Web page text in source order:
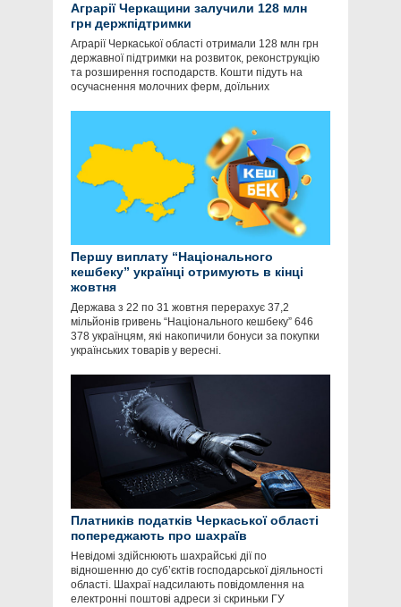
Аграрії Черкащини залучили 128 млн
грн держпідтримки
Аграрії Черкаської області отримали 128 млн грн
державної підтримки на розвиток, реконструкцію
та розширення господарств. Кошти підуть на
осучаснення молочних ферм, доїльних
Першу виплату “Національного
кешбеку” українці отримують в кінці
жовтня
Держава з 22 по 31 жовтня перерахує 37,2
мільйонів гривень “Національного кешбеку” 646
378 українцям, які накопичили бонуси за покупки
українських товарів у вересні.
Платників податків Черкаської області
попереджають про шахраїв
Невідомі здійснюють шахрайські дії по
відношенню до суб’єктів господарської діяльності
області. Шахраї надсилають повідомлення на
електронні поштові адреси зі скриньки ГУ